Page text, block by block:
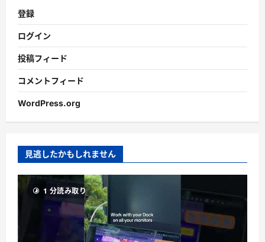
登録
ログイン
投稿フィード
コメントフィード
WordPress.org
見逃したかもしれません
1 分読み取り